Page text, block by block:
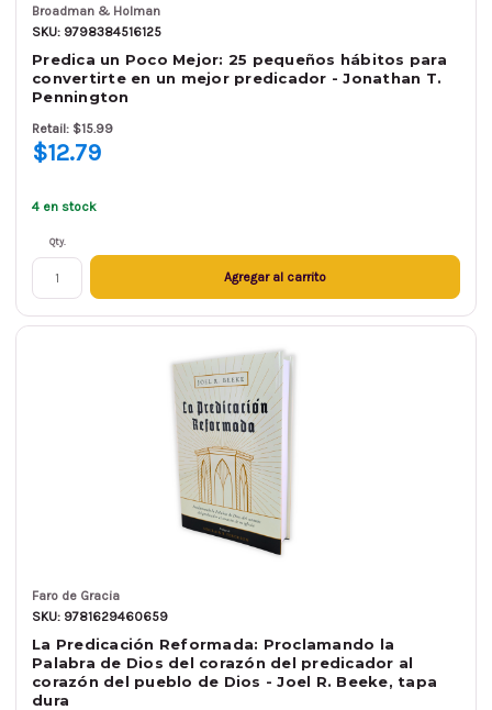
Broadman & Holman
SKU: 9798384516125
Predica un Poco Mejor: 25 pequeños hábitos para
convertirte en un mejor predicador - Jonathan T.
Pennington
Retail: $15.99
$12.79
4 en stock
Qty.
Agregar al carrito
Faro de Gracia
SKU: 9781629460659
La Predicación Reformada: Proclamando la
Palabra de Dios del corazón del predicador al
corazón del pueblo de Dios - Joel R. Beeke, tapa
dura